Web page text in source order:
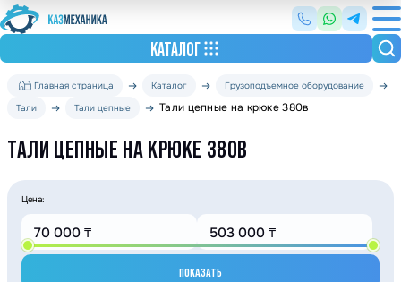
КАТАЛОГ
Главная страница Каталог
Грузоподъемное оборудование
Тали
Тали цепные Тали цепные на крюке 380в
ТАЛИ ЦЕПНЫЕ НА КРЮКЕ 380В
Цена:
ПОКАЗАТЬ